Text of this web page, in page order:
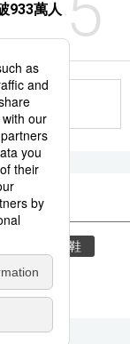
933萬人
脫鞋